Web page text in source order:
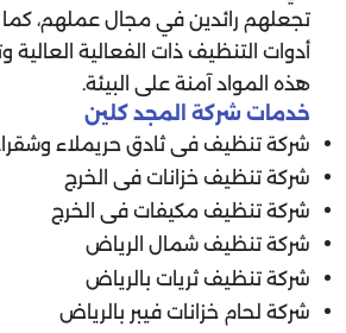
تجعلهم رائدين في مجال عملهم، كما
أدوات التنظيف ذات الفعالية العالية
هذه المواد آمنة على البيئة.
خدمات شركة المجد كلين
شركة تنظيف فى ثادق حريملاء
شركة تنظيف خزانات فى الخرج
شركة تنظيف مكيفات فى الخرج
شركة تنظيف شمال الرياض
شركة تنظيف ثريات بالرياض
شركة لحام خزانات فيبر بالرياض